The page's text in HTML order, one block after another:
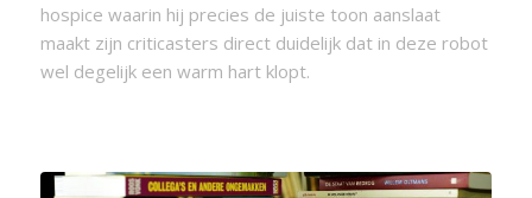
hospice waarin hij precies de juiste toon aanslaat
maakt zijn criticasters direct duidelijk dat in deze robot
wel degelijk een warm hart klopt.